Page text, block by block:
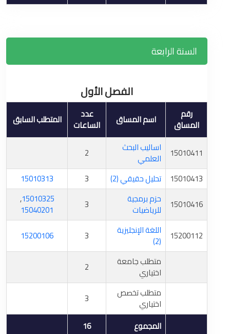
السنة الرابعة
الفصل الأول
رقم
المساق اسم المساق عدد
الساعات المتطلب السابق
15010411 اساليب البحث
العلمي
2
15010413
تحليل حقيقي (2) 3
15010313
15010416
حزم برمجية
للرياضيات 3
15010325
,
15040201
15200112
اللغة الإنجليزية
(2)
3
15200106
متطلب جامعة
اختياري
2
متطلب تخصص
اختياري
3
المجموع
16